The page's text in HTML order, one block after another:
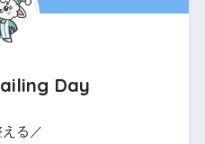
Day
る／